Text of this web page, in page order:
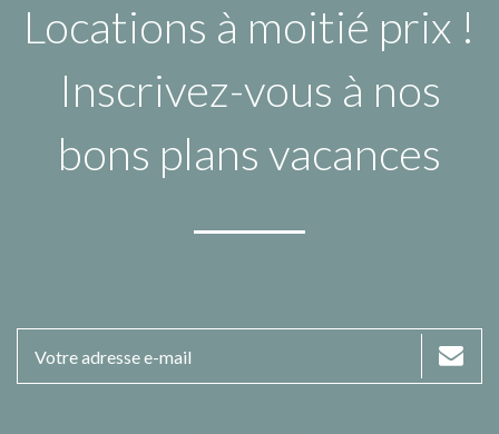
Locations à moitié prix !
Inscrivez-vous à nos
bons plans vacances